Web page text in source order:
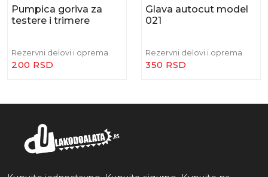
Pumpica goriva za
testere i trimere
Rezervni delovi i oprema
200 RSD
Glava autocut model
021
Rezervni delovi i oprema
350 RSD